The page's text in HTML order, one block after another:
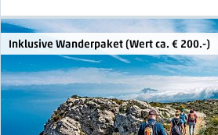
Inklusive Wanderpaket (Wert ca. € 200.-)